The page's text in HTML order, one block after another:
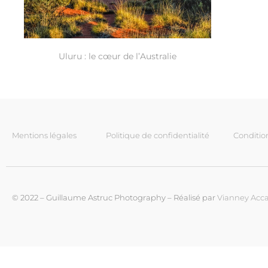
Uluru : le cœur de l’Australie
Mentions légales Politique de confidentialité
© 2022 – Guillaume Astruc Photography – Réalisé parVianney